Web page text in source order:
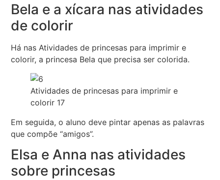
Bela e a xícara nas atividades
de colorir
Há nas Atividades de princesas para imprimir e
colorir, a princesa Bela que precisa ser colorida.
Atividades de princesas para imprimir e
colorir 17
Em seguida, o aluno deve pintar apenas as palavras
que compõe “amigos”.
Elsa e Anna nas atividades
sobre princesas